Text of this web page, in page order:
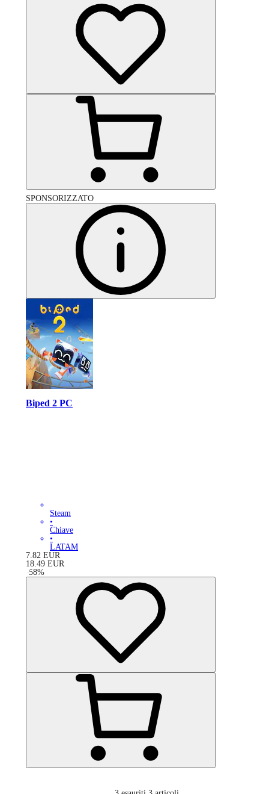
SPONSORIZZATO
Biped 2 PC
Steam
•
Chiave
•
LATAM
7.82 EUR
18.49 EUR
-58%